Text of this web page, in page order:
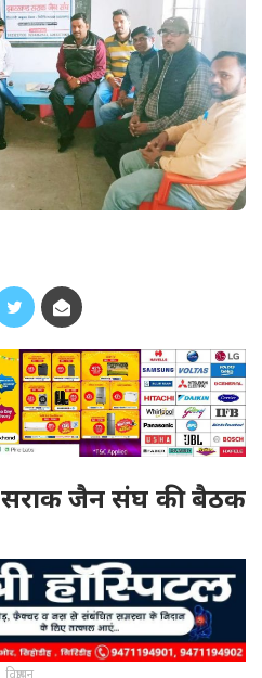
जैन संघ की बैठक
विज्ञापन